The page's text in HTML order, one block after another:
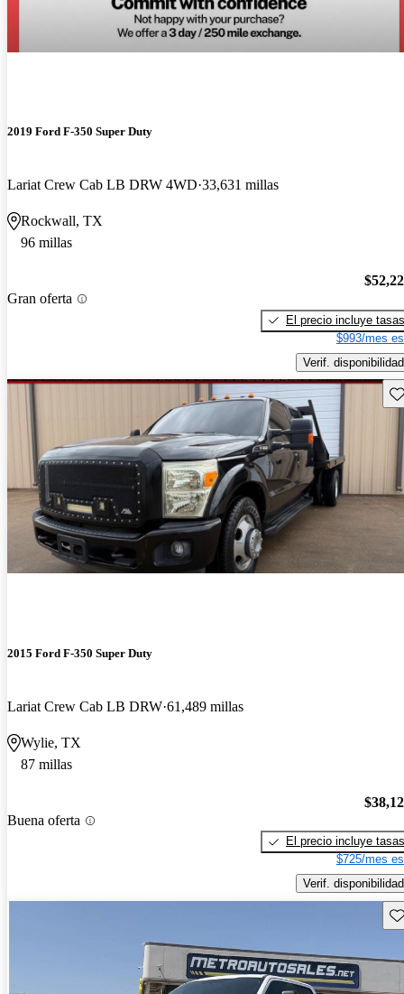
2019 Ford F-350 Super Duty
Lariat Crew Cab LB DRW 4WD 33,631 millas
Rockwall, TX
96 millas
Gran oferta
El precio incluye tasas
$993/mes
Verif. disponibilidad
2015 Ford F-350 Super Duty
Lariat Crew Cab LB DRW 61,489 millas
Wylie, TX
87 millas
Buena oferta
El precio incluye tasas
$725/mes
Verif. disponibilidad